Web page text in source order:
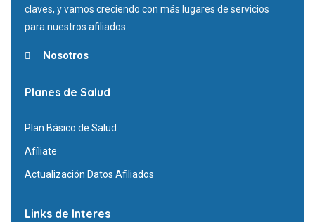
claves, y vamos creciendo con más lugares de servicios
para nuestros afiliados.
Nosotros
Planes de Salud
Plan Básico de Salud
Afíliate
Actualización Datos Afiliados
Links de Interes